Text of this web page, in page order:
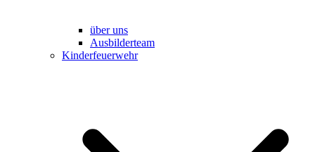
über uns
Ausbilderteam
Kinderfeuerwehr